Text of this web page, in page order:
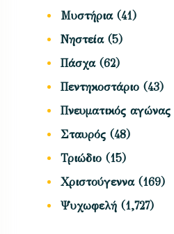
Μυστήρια(41)
Νηστεία(5)
Πάσχα(62)
Πεντηκοστάριο (43)
Πνευματικός αγώνας
Σταυρός (48)
Τριώδιο (15)
Χριστούγεννα(169)
Ψυχωφελή (1,727)